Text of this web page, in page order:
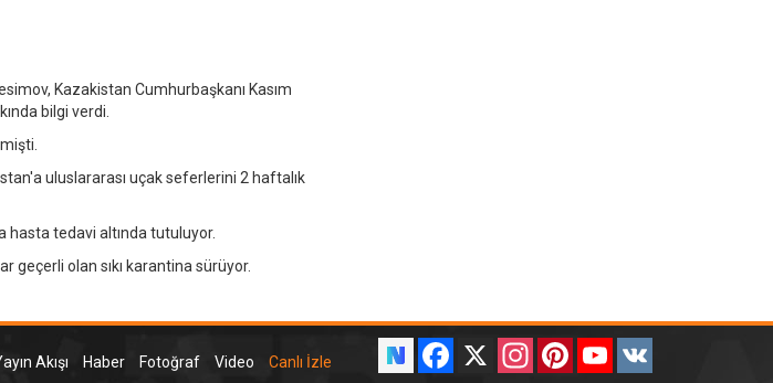
Kazakistan Cumhurbaşkanı Kasım
bilgi verdi.
uluslararası uçak seferlerini 2 haftalık
hasta tedavi altında tutuluyor.
geçerli olan sıkı karantina sürüyor.
Akışı Haber Fotoğraf Video Canlı İzle
Facebook
X InstagramPinterestYouTube